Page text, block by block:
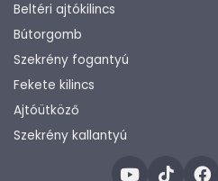
Beltéri ajtókilincs
Bútorgomb
Szekrény fogantyú
Fekete kilincs
Ajtóütköző
Szekrény kallantyú